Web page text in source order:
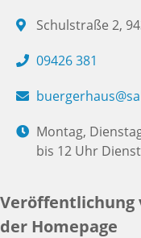
Schulstraße 2,
09426 381
Montag,
bis 12 Uhr
Veröffentlichung
der Homepage